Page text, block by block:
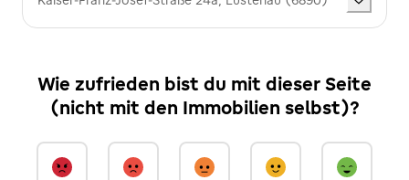
Wie zufrieden bist du mit dieser Seite
(nicht mit den Immobilien selbst)?